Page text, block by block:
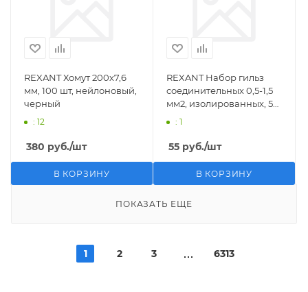
REXANT Хомут 200х7,6
мм, 100 шт, нейлоновый,
черный
: 12
380 руб./шт
В КОРЗИНУ
REXANT Набор гильз
соединительных 0,5-1,5
мм2, изолированных, 5
: 1
55 руб./шт
В КОРЗИНУ
ПОКАЗАТЬ ЕЩЕ
1 2 3 6313